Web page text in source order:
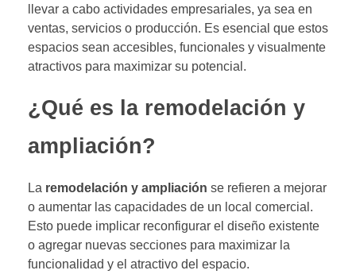
llevar a cabo actividades empresariales, ya sea en
ventas, servicios o producción. Es esencial que estos
espacios sean accesibles, funcionales y visualmente
atractivos para maximizar su potencial.
¿Qué es la remodelación y
ampliación?
La remodelación y ampliación se refieren a mejorar
o aumentar las capacidades de un local comercial.
Esto puede implicar reconfigurar el diseño existente
o agregar nuevas secciones para maximizar la
funcionalidad y el atractivo del espacio.